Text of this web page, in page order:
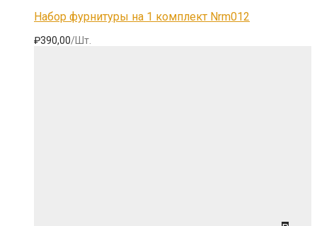
Набор фурнитуры на 1 комплект Nrm012
₽390,00/Шт.